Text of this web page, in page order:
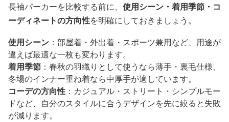
長袖パーカーを比較する前に、 使用シーン・着用季節・コ
ーディネートの方向性を明確にしておきましょう。
使用シーン ：部屋着・外出着・スポーツ兼用など、用途が
違えば最適な一枚も変わります。
着用季節 ：春秋の羽織りとして使うなら薄手・裏毛仕様、
冬場のインナー重ね着なら中厚手が適しています。
コーデの方向性 ：カジュアル・ストリート・シンプルモー
ドなど、自分のスタイルに合うデザインを先に絞ると失敗
が減ります。